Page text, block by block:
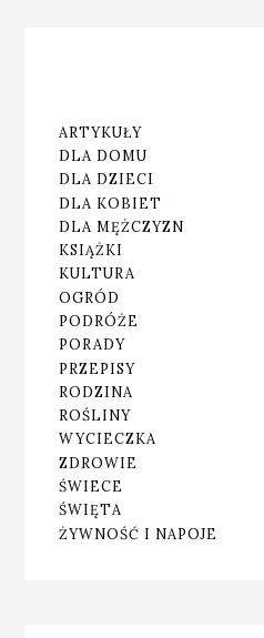
ARTYKUŁY
DLA DOMU
DLA DZIECI
DLA KOBIET
DLA MĘŻCZYZN
KSIĄŻKI
KULTURA
OGRÓD
PODRÓŻE
PORADY
PRZEPISY
RODZINA
ROŚLINY
WYCIECZKA
ZDROWIE
ŚWIECE
ŚWIĘTA
ŻYWNOŚĆ I NAPOJE